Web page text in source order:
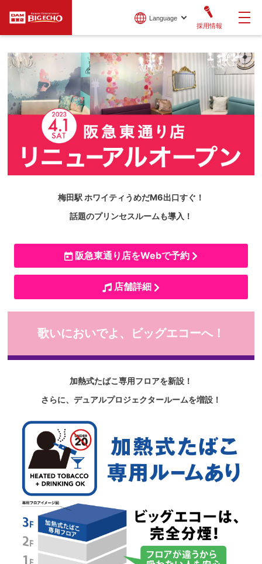
Language
採用情報
梅田駅 ホワイティうめだM6出口すぐ！
話題のプリンセスルームも導入！
阪急東通り店をWebで予約
店舗詳細
歌いにおいでよ、ビッグエコーへ！
加熱式たばこ専用フロアを新設！
さらに、デュアルプロジェクタールームを増設！